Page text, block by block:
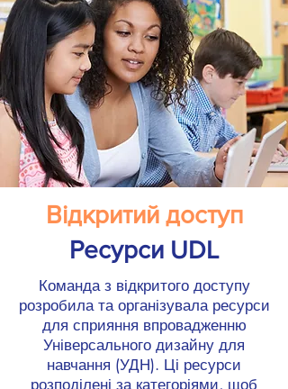
Відкритий доступ
Ресурси UDL
Команда з відкритого доступу
розробила та організувала ресурси
для сприяння впровадженню
Універсального дизайну для
навчання (УДН). Ці ресурси
розподілені за категоріями, щоб